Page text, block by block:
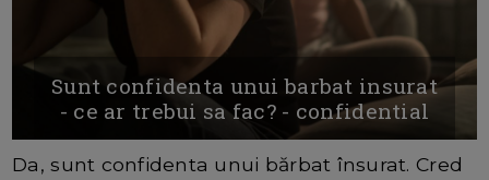
Sunt confidenta unui barbat insurat
- ce ar trebui sa fac? - confidential
Da, sunt confidenta unui bărbat însurat. Cred